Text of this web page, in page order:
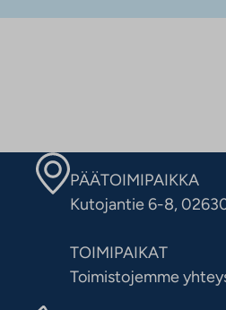
PÄÄTOIMIPAIKKA
Kutojantie 6-8,
TOIMIPAIKAT
Toimistojemme